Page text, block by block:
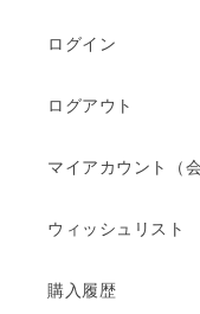
ログイン
ログアウト
マイアカウント（
ウィッシュリスト
購入履歴